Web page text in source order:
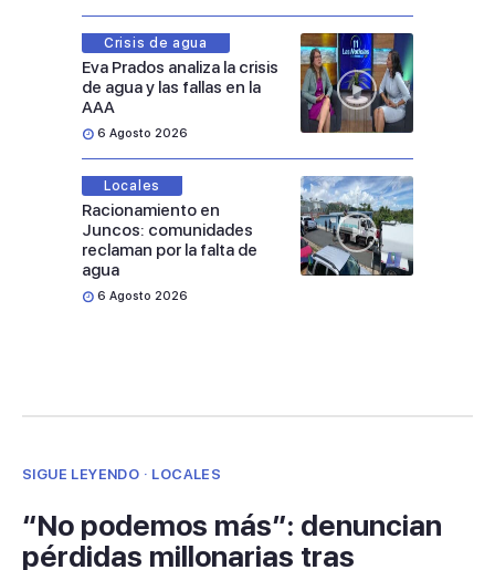
Crisis de agua
Eva Prados analiza la crisis
de agua y las fallas en la
AAA
6 Agosto 2026
Locales
Racionamiento en
Juncos: comunidades
reclaman por la falta de
agua
6 Agosto 2026
SIGUE LEYENDO · LOCALES
“No podemos más”: denuncian
pérdidas millonarias tras